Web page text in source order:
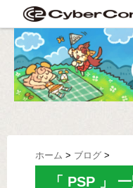
ホーム > ブログ >
「 PSP 」